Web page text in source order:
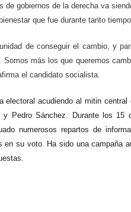
de gobiernos de la derecha va
que fue durante tanto
de conseguir el cambio, y
. Somos más los que queremos
el candidato socialista.
electoral acudiendo al mitin
y Pedro Sánchez. Durante los
numerosos repartos de
su voto. Ha sido una campaña